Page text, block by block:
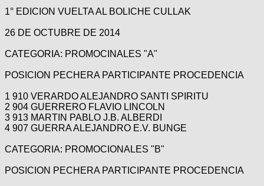
1° EDICION VUELTA AL BOLICHE CULLAK
26 DE OCTUBRE DE 2014
CATEGORIA: PROMOCINALES "A"
POSICION PECHERA PARTICIPANTE PROCEDENCIA
1 910 VERARDO ALEJANDRO SANTI SPIRITU
2 904 GUERRERO FLAVIO LINCOLN
3 913 MARTIN PABLO J.B. ALBERDI
4 907 GUERRA ALEJANDRO E.V. BUNGE
CATEGORIA: PROMOCIONALES "B"
POSICION PECHERA PARTICIPANTE PROCEDENCIA